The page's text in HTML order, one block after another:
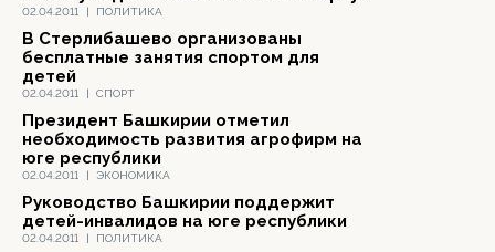
02.04.2011 | ПОЛИТИКА
02.04.2011 | СПОРТ
В Стерлибашево организованы
бесплатные занятия спортом для
детей
02.04.2011 | ЭКОНОМИКА
Президент Башкирии отметил
необходимость развития агрофирм на
юге республики
02.04.2011 | ПОЛИТИКА
Руководство Башкирии поддержит
детей-инвалидов на юге республики